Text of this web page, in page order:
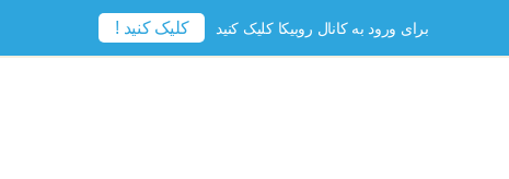
برای ورود به کانال روبیکا کلیک کنید کلیک کنید !